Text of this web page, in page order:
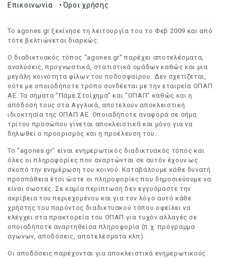
Επικοινωνία •Όροι χρήσης
Το agones.gr ξεκίνησε τη λειτουργία του το Φεβ 2009 και από
τότε βελτιώνεται διαρκώς.
Ο διαδικτυακός τόπος "agones.gr" παρέχει αποτελέσματα,
αναλύσεις, προγνωστικά, στατιστικά ομάδων καθώς και μια
μεγάλη κοινότητα φίλων του ποδοσφαίρου. Δεν σχετίζεται,
ούτε με οποιοδήποτε τρόπο συνδέεται με την εταιρεία ΟΠΑΠ
ΑΕ. Τα σήματα "Πάμε Στοίχημα" και "ΟΠΑΠ" καθώς και η
απόδοσή τους στα Αγγλικά, αποτελούν αποκλειστική
ιδιοκτησία της ΟΠΑΠ ΑΕ. Οποιαδήποτε αναφορά σε σήμα
τρίτου προσώπου γίνεται αποκλειστικά και μόνο για να
δηλωθεί ο προορισμός και η προέλευση του.
Το "agones.gr" είναι ενημερωτικός διαδικτυακός τόπος και
όλες οι πληροφορίες που αναρτώνται σε αυτόν έχουν ως
σκοπό την ενημέρωση του κοινού. Καταβάλουμε κάθε δυνατή
προσπάθεια έτσι ώστε οι πληροφορίες που δημοσιεύουμε να
είναι σωστές. Σε καμία περίπτωση δεν εγγυόμαστε την
ακρίβεια του περιεχομένου και για τον λόγο αυτό κάθε
χρήστης του παρόντος διαδικτυακού τόπου οφείλει να
ελέγχει στα πρακτορεία του ΟΠΑΠ για τυχόν αλλαγές σε
οποιαδήποτε αναρτηθείσα πληροφορία (π.χ. πρόγραμμα
αγώνων, αποδόσεις, αποτελέσματα κλπ).
Οι αποδόσεις παρέχονται για αποκλειστικά ενημερωτικούς